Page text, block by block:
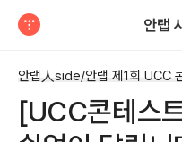
안랩
안랩人side/안랩 제1회 UCC
[UCC콘테스